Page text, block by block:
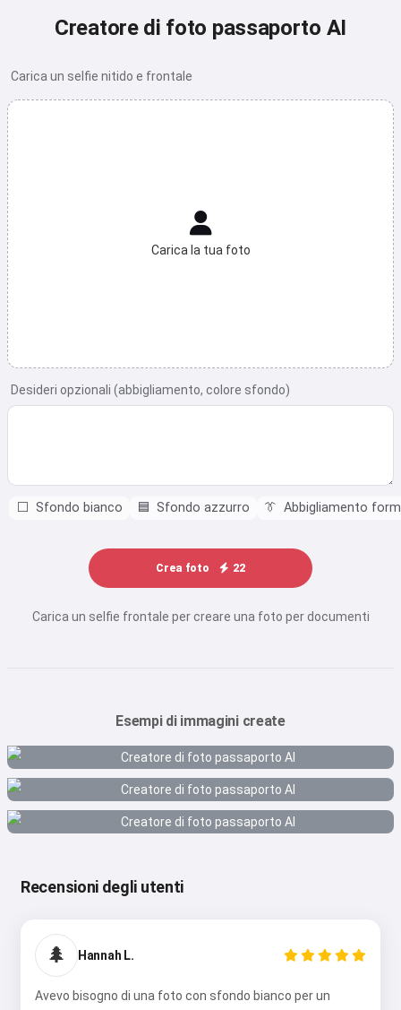
Creatore di foto passaporto AI
Carica un selfie nitido e frontale
Carica la tua foto
Desideri opzionali (abbigliamento, colore sfondo)
⬜ Sfondo bianco 🟦 Sfondo azzurro 👔 Abbigliamento
Crea foto 22
Carica un selfie frontale per creare una foto per documenti
Esempi di immagini create
Recensioni degli utenti
🌲 Hannah L.
Avevo bisogno di una foto con sfondo bianco per un